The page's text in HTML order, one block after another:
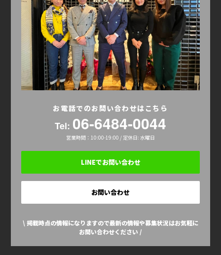
お電話でのお問い合わせはこちら
Tel: 06-6484-0044
営業時間：10:00-19:00 / 定休日: 水曜日
LINEでお問い合わせ
お問い合わせ
\ 掲載時点の情報になりますので最新の情報や募集状況はお気軽に
お問い合わせください /